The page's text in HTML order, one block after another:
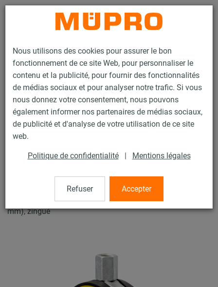
Nous utilisons des cookies pour assurer le bon
fonctionnement de ce site Web, pour personnaliser le
contenu et la publicité, pour fournir des fonctionnalités
de médias sociaux et pour analyser notre trafic. Si vous
nous donnez votre consentement, nous pouvons
également informer nos partenaires de médias sociaux,
de publicité et d'analyse de votre utilisation de ce site
web.
Politique de confidentialité | Mentions légales
Refuser Accepter
Contact
Produits Protection incendie Fixations testées au feu
Colliers
Collier à vis
Collier à vis
Collier à vis DÄMMGULAST® jaune, M8/M10, 6" (164-169
mm), zingué